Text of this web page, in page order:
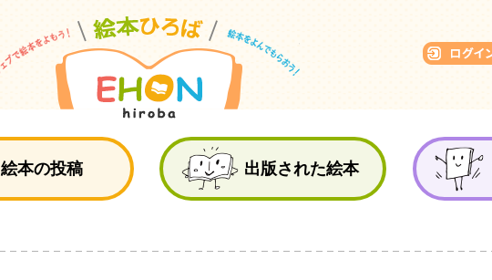
絵本の投稿 出版された絵本